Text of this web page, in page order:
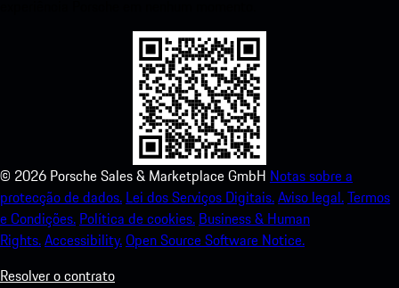
© 2026 Porsche Sales & Marketplace GmbH Notas sobre a
protecção de dados. Lei dos Serviços Digitais.Aviso legal.Termos
e Condições. Política de cookies. Business & Human
Rights.Accessibility.Open Source Software Notice.
Resolver o contrato